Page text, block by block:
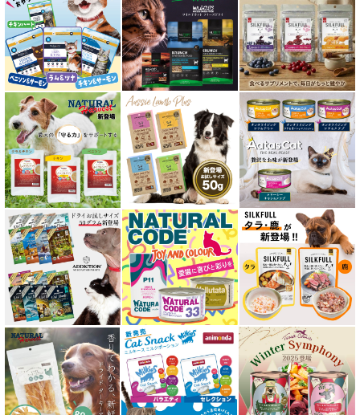
食欲サポート対応キャットフード
肝臓ケア対応キャットフード
免疫サポート 猫用
低脂肪 ドライフード for CAT
水分補給用ウェットフード for CAT
特集 穀物不使用 キャットフード（ドライ）
エアドライ キャットフード
フリーズドライ キャットフード
おやつ全アイテム